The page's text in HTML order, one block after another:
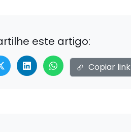
este artigo:
Copiar link